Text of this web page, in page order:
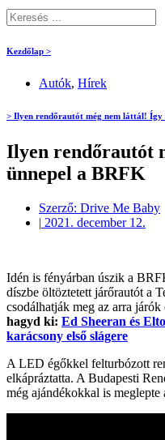
Kezdőlap >
Autók, Hírek
> Ilyen rendőrautót még nem láttál! Így
Ilyen rendőrautót
ünnepel a BRFK
Szerző: Drive Me Baby
| 2021. december 12.
Idén is fényárban úszik a
díszbe öltöztetett járőrautót a
csodálhatják meg az arra járók
hagyd ki: Ed Sheeran és
karácsony első slágere
A LED égőkkel felturbózott
elkápráztatta. A Budapesti
még ajándékokkal is meglepte